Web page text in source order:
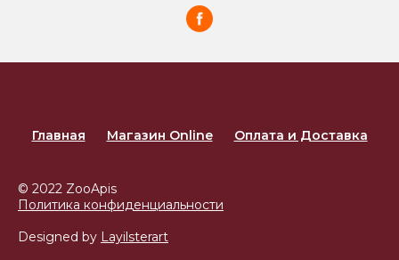
Главная Магазин Online Оплата и Доставка
© 2022 ZooApis
Политика конфиденциальности
Designed by Layilsterart